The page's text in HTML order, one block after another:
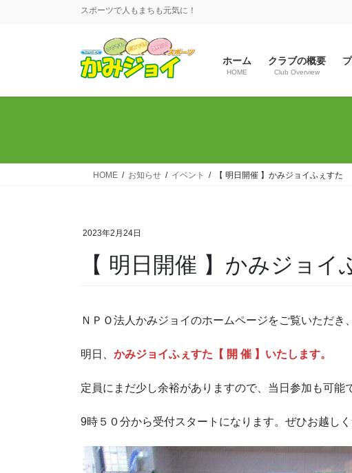
スポーツで人もまちも元気に！
ホーム
HOME
クラブの概要
Club Overview
HOME お知らせ イベント 【 明日開催 】かみジョイふぇすた
2023年2月24日
【 明日開催 】かみジョイ
ＮＰＯ法人かみジョイのホームページをご覧いただき
明日、 かみジョイふぇすた【 開 催 】いたします。
定員にまだ少し余裕がありますので、当日参加も可能
9時５０分から受付スタートになります。ぜひお越しく